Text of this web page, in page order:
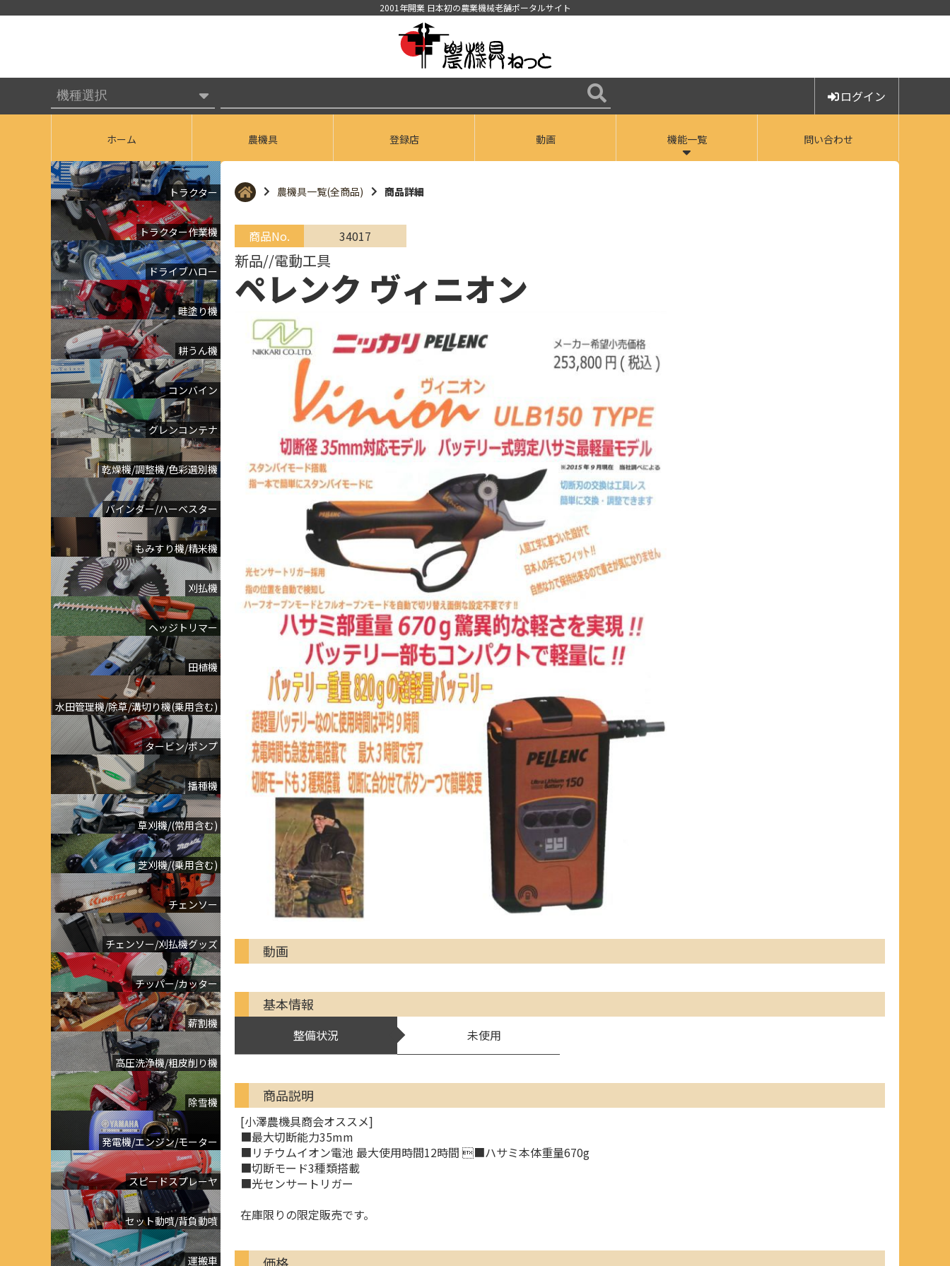
2001年開業 日本初の農業機械老舗ポータルサイト
ログイン
ホーム 農機具 登録店 動画 機能一覧 問い合わせ
トラクター
トラクター作業機
ドライブハロー
畦塗り機
耕うん機
コンバイン
グレンコンテナ
乾燥機/調整機/色彩選別機
バインダー/ハーベスター
もみすり機/精米機
刈払機
ヘッジトリマー
田植機
水田管理機/除草/溝切り機(乗用含む)
タービン/ポンプ
播種機
草刈機/(常用含む)
芝刈機/(乗用含む)
チェンソー
チェンソー/刈払機グッズ
チッパー/カッター
薪割機
高圧洗浄機/粗皮削り機
除雪機
発電機/エンジン/モーター
スピードスプレーヤ
セット動噴/背負動噴
運搬車
農機具一覧(全商品) 商品詳細
商品No. 34017
新品//電動工具
ペレンク ヴィニオン
動画
基本情報
整備状況 未使用
商品説明
[小澤農機具商会オススメ]
■最大切断能力35mm
■リチウムイオン電池 最大使用時間12時間 ■ハサミ本体重量670g
■切断モード3種類搭載
■光センサートリガー
在庫限りの限定販売です。
価格